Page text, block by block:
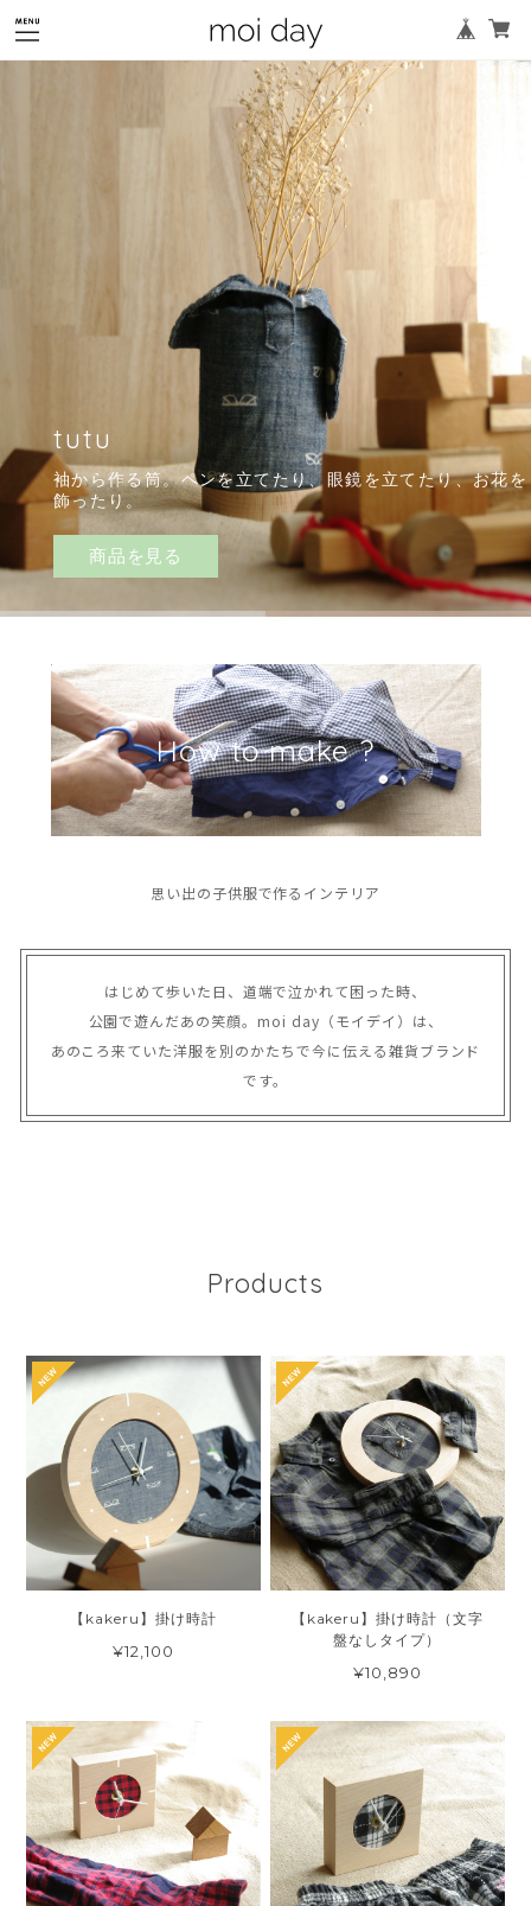
tutu
袖から作る筒。ペンを立てたり、眼鏡を立てたり、お花を
飾ったり。
商品を見る
How to make ?
思い出の子供服で作るインテリア
はじめて歩いた日、道端で泣かれて困った時、
公園で遊んだあの笑顔。moi day（モイデイ）は、
あのころ来ていた洋服を別のかたちで今に伝える雑貨ブランド
です。
Products
【kakeru】掛け時計
¥12,100
【kakeru】掛け時計（文字
盤なしタイプ）
¥10,890